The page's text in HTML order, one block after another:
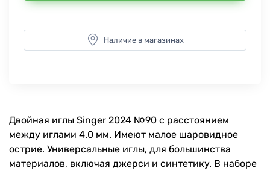
Наличие в магазинах
Двойная иглы Singer 2024 №90 с расстоянием
между иглами 4.0 мм. Имеют малое шаровидное
острие. Универсальные иглы, для большинства
материалов, включая джерси и синтетику. В наборе